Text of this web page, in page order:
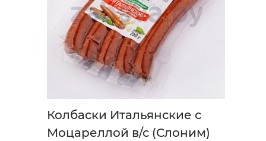
Колбаски Итальянские с
Моцареллой в/с (Слоним)